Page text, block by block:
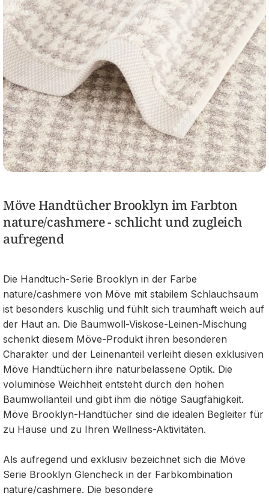
Möve Handtücher Brooklyn im Farbton
nature/cashmere - schlicht und zugleich
aufregend
Die Handtuch-Serie Brooklyn in der Farbe
nature/cashmere von Möve mit stabilem Schlauchsaum
ist besonders kuschlig und fühlt sich traumhaft weich auf
der Haut an. Die Baumwoll-Viskose-Leinen-Mischung
schenkt diesem Möve-Produkt ihren besonderen
Charakter und der Leinenanteil verleiht diesen exklusiven
Möve Handtüchern ihre naturbelassene Optik. Die
voluminöse Weichheit entsteht durch den hohen
Baumwollanteil und gibt ihm die nötige Saugfähigkeit.
Möve Brooklyn-Handtücher sind die idealen Begleiter für
zu Hause und zu Ihren Wellness-Aktivitäten.
Als aufregend und exklusiv bezeichnet sich die Möve
Serie Brooklyn Glencheck in der Farbkombination
nature/cashmere. Die besondere